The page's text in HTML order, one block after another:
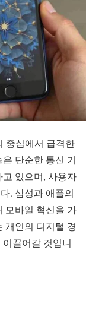
중심에서 급격한
단순한 통신 기
있으며, 사용자
. 삼성과 애플의
모바일 혁신을 가
개인의 디지털 경
끌어갈 것입니